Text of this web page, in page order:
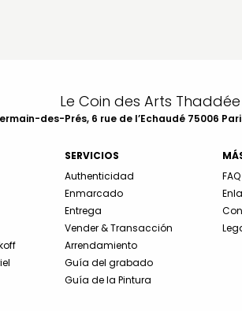
Le Coin des Arts
des-Prés, 6 rue de l’Echaudé 75006
SERVICIOS
Authenticidad
Enmarcado
Entrega
Vender & Transacción
Arrendamiento
Guía del grabado
Guía de la Pintura
FAQ